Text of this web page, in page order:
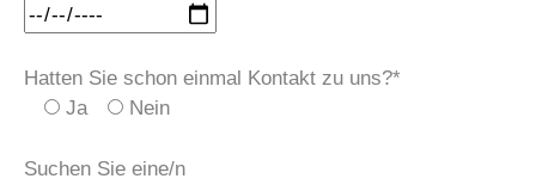
Hatten Sie schon einmal Kontakt zu uns?*
Ja
Nein
Suchen Sie eine/n